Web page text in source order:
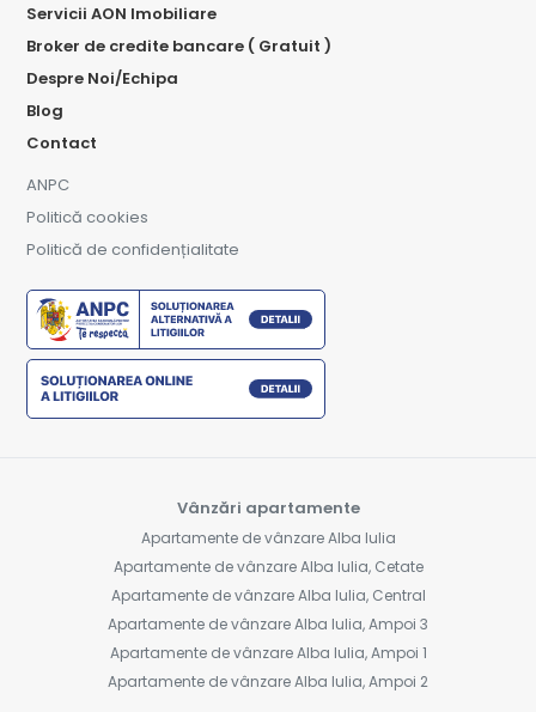
Servicii AON Imobiliare
Broker de credite bancare ( Gratuit )
Despre Noi/Echipa
Blog
Contact
ANPC
Politică cookies
Politică de confidențialitate
Vânzări apartamente
Apartamente de vânzare Alba Iulia
Apartamente de vânzare Alba Iulia, Cetate
Apartamente de vânzare Alba Iulia, Central
Apartamente de vânzare Alba Iulia, Ampoi 3
Apartamente de vânzare Alba Iulia, Ampoi 1
Apartamente de vânzare Alba Iulia, Ampoi 2